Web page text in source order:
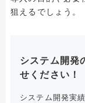
狙えるでしょう。
システム開発
せください！
システム開発実